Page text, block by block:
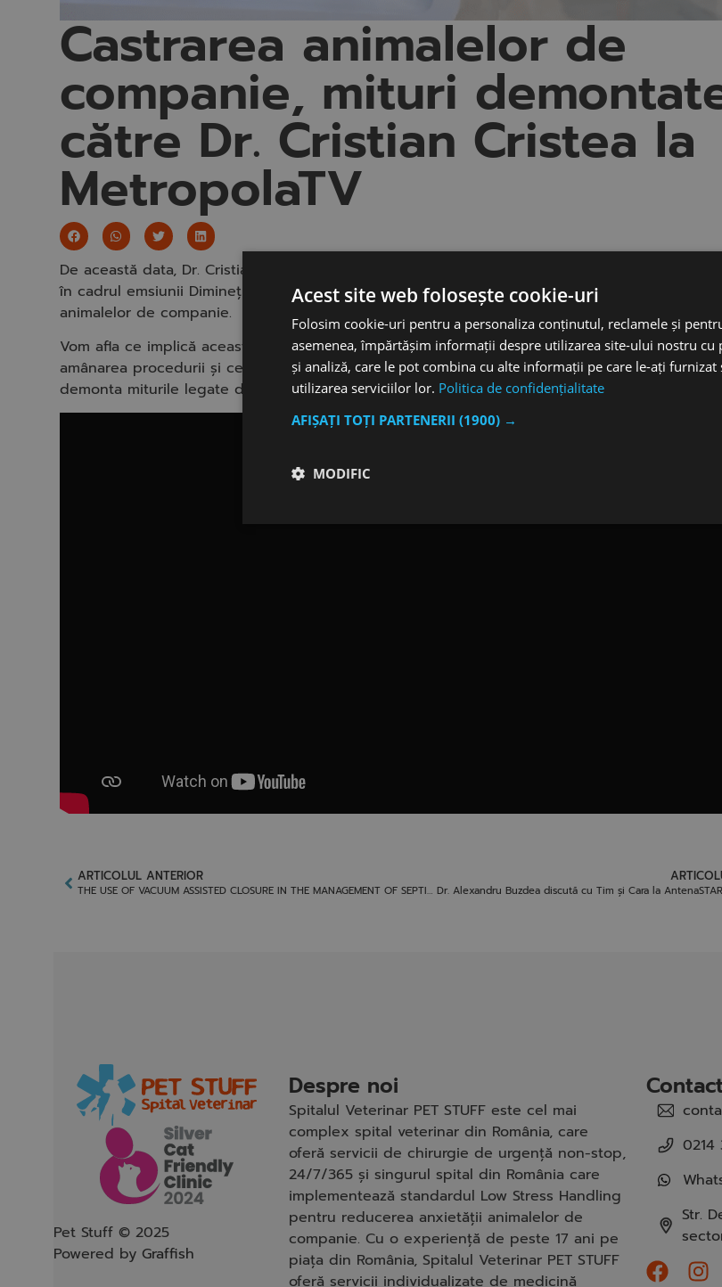
Castrarea animalelor de
companie, mituri
către Dr. Cristian Cristea la
MetropolaTV
De această data, Dr. Cristian Daniel Cristea, medic veterinar al Spitalului Pet Stuff din
în cadrul emsiunii Dimineți cu Georgia de la Metropola TV un subiect bine cunoscut:
animalelor de companie.
Vom afla ce implică această manoperă, de ce este important să fie efectuată, riscurile
amânarea procedurii și ce spune legislația actuala referitoare la animalele de rasă comună.
demonta miturile legate de sterilizarea companionilor noștri.
ARTICOLUL ANTERIOR
THE USE OF VACUUM ASSISTED CLOSURE IN THE MANAGEMENT OF SEPTIC PERITONITIS – CASE REPORT
Pet Stuff © 2025
Powered by Graffish
Despre noi
Spitalul Veterinar PET STUFF este cel mai
complex spital veterinar din România, care
oferă servicii de chirurgie de urgență non-stop,
24/7/365 și singurul spital din România care
implementează standardul Low Stress Handling
pentru reducerea anxietății animalelor de
companie. Cu o experiență de peste 17 ani pe
piața din România, Spitalul Veterinar PET STUFF
oferă servicii individualizate de medicină
0214
Str.
Acest site web folosește cookie-uri
Folosim cookie-uri pentru a personaliza conținutul, reclamele și
asemenea, împărtășim informații despre utilizarea site-ului nostru
și analiză, care le pot combina cu alte informații pe care le-ați furnizat
utilizarea serviciilor lor. Politica de confidențialitate
AFIȘAȚI TOȚI PARTENERII (1900) →
MODIFIC